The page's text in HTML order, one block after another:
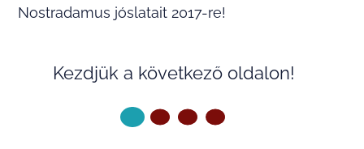
Nostradamus jóslatait 2017-re!
Kezdjük a következő oldalon!